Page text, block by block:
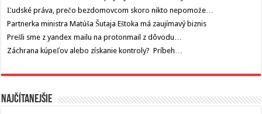
Ľudské práva, prečo bezdomovcom skoro nikto nepomože…
Partnerka ministra Matúša Šutaja Eštoka má zaujímavý biznis
Prešli sme z yandex mailu na protonmail z dôvodu…
Záchrana kúpeľov alebo získanie kontroly? Príbeh…
Najčítanejšie